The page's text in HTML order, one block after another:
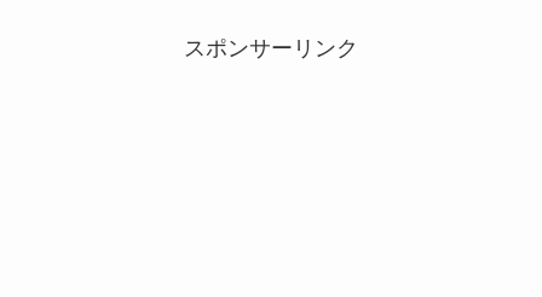
スポンサーリンク